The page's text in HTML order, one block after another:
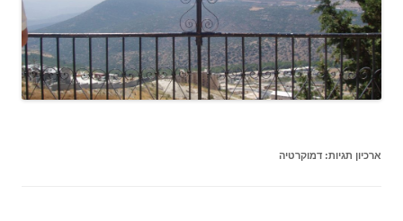
ארכיון תגיות: דמוקרטיה